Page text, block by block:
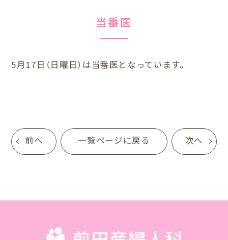
当番医
5月17日（日曜日）は当番医となっています。
前へ 一覧ページに戻る 次へ